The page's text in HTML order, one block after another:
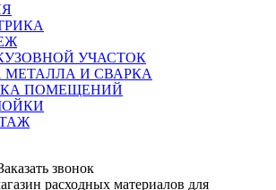
УЧАСТОК
МЕТАЛЛА И СВАРКА
ПОМЕЩЕНИЙ
звонок
расходных материалов для